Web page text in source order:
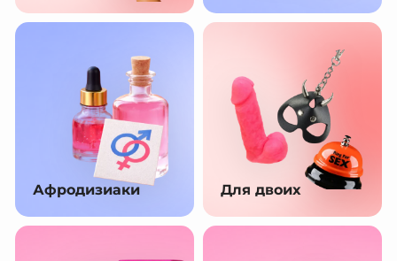
Афродизиаки Для двоих